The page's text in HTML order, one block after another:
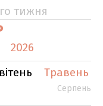
тижня
2026
Травень
Серпень